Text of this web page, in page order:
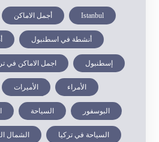
Istanbul أجمل الاماكن
أنشطة في اسطنبول
إسطنبول اجمل الاماكن في
الأمراء الأميرات
البوسفور السياحة
السياحة في تركيا الشمال